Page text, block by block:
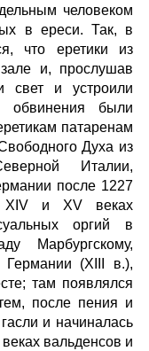
человеком
в ереси. Так, в
что еретики из
и, прослушав
свет и устроили
обвинения были
патаренам
Духа из
Италии,
после 1227
XIV и XV веках
оргий в
Марбургскому,
Германии (XIII в.),
там появлялся
после пения и
и начиналась
вальденсов и